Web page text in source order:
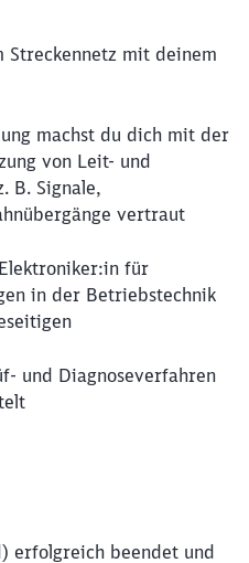
mit deinem
machst du dich mit der
von Leit- und
B. Signale,
vertraut
für
in der Betriebstechnik
und Diagnoseverfahren
erfolgreich beendet und